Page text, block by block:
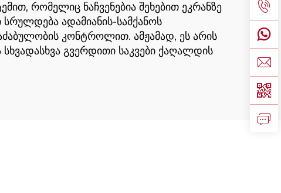
რომელიც ნაჩვენებია შეხებით ეკრანზე
ადამიანის-სამქანოს
კონტროლით. ამჟამად, ეს არის
გვერდითი საკვები ქაღალდის